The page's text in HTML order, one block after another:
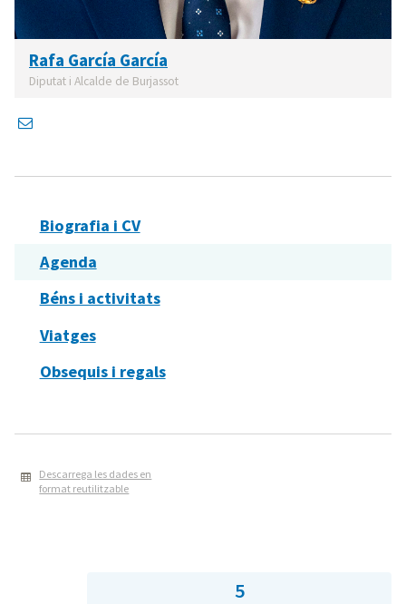
Rafa García García
Diputat i Alcalde de Burjassot
Biografia i CV
Agenda
Béns i activitats
Viatges
Obsequis i regals
Descarrega les dades en
format reutilitzable
5